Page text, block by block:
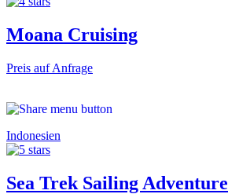
Moana Cruising
Preis auf Anfrage
Indonesien
Sea Trek Sailing Adventure